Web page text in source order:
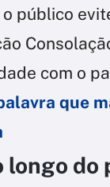
público
com o
que
do